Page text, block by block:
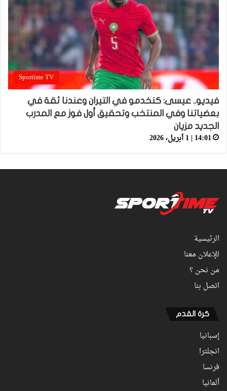
Sportime TV
فيديو.. عيسى: كنخدمو في التيران وعندنا ثقة في
بعضياتنا وفي المنتخب وتحقيق أول فوز مع المدرب
الجديد مزيان
14:01 | 1 أبريل، 2026
الرئيسية
للإعلان معنا
من نحن ؟
اتصل بنا
كرة القدم
إسبانيا
انجلترا
فرنسا
ألمانيا